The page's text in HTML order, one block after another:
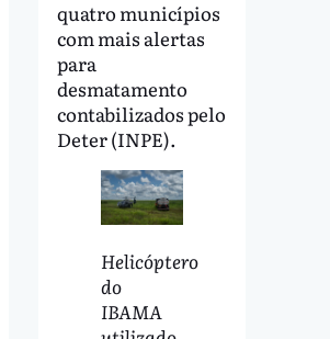
quatro municípios
com mais alertas
para
desmatamento
contabilizados pelo
Deter (INPE).
Helicóptero
do
IBAMA